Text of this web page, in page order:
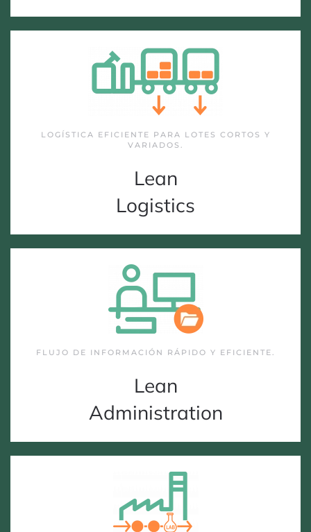
LOGÍSTICA EFICIENTE PARA LOTES CORTOS Y
VARIADOS.
Lean
Logistics
FLUJO DE INFORMACIÓN RÁPIDO Y EFICIENTE.
Lean
Administration